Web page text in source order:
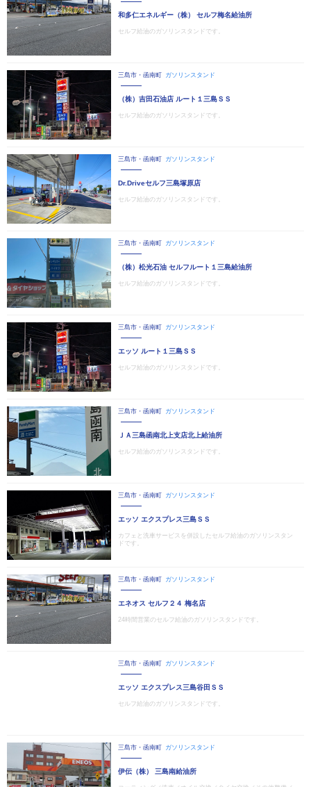
和多仁エネルギー（株） セルフ梅名給油所
セルフ給油のガソリンスタンドです。
三島市・函南町 ガソリンスタンド
（株）吉田石油店 ルート１三島ＳＳ
セルフ給油のガソリンスタンドです。
三島市・函南町 ガソリンスタンド
Dr.Driveセルフ三島塚原店
セルフ給油のガソリンスタンドです。
三島市・函南町 ガソリンスタンド
（株）松光石油 セルフルート１三島給油所
セルフ給油のガソリンスタンドです。
三島市・函南町 ガソリンスタンド
エッソ ルート１三島ＳＳ
セルフ給油のガソリンスタンドです。
三島市・函南町 ガソリンスタンド
ＪＡ三島函南北上支店北上給油所
セルフ給油のガソリンスタンドです。
三島市・函南町 ガソリンスタンド
エッソ エクスプレス三島ＳＳ
カフェと洗車サービスを併設したセルフ給油のガソリンスタン
ドです。
三島市・函南町 ガソリンスタンド
エネオス セルフ２４ 梅名店
24時間営業のセルフ給油のガソリンスタンドです。
三島市・函南町 ガソリンスタンド
エッソ エクスプレス三島谷田ＳＳ
セルフ給油のガソリンスタンドです。
三島市・函南町 ガソリンスタンド
伊伝（株） 三島南給油所